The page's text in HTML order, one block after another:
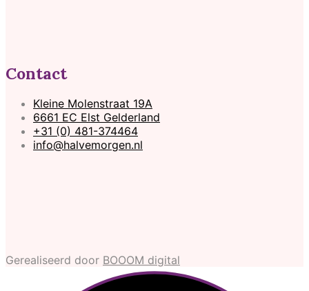
Contact
Kleine Molenstraat 19A
6661 EC Elst Gelderland
+31 (0) 481-374464
info@halvemorgen.nl
Gerealiseerd door BOOOM digital